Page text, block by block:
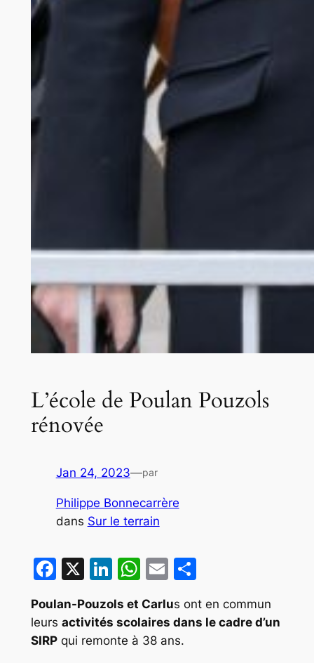
L’école de Poulan Pouzols
rénovée
Jan 24, 2023—par
Philippe Bonnecarrère
dans Sur le terrain
Facebook
X LinkedIn
WhatsApp
EmailPartager
Poulan-Pouzols et Carlus ont en commun
leurs activités scolaires dans le cadre d’un
SIRPqui remonte à 38 ans.